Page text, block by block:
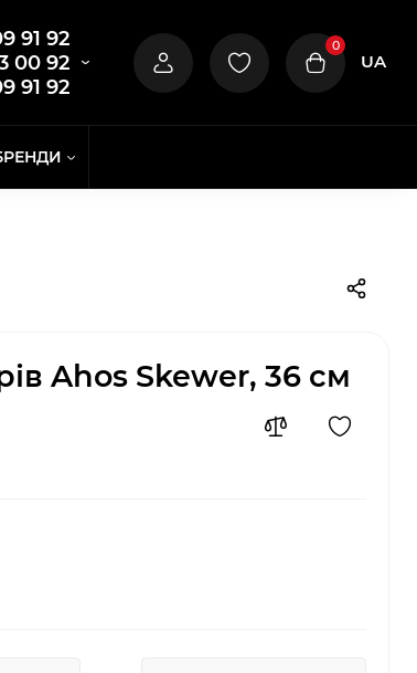
91 92
00 92
91 92
0
UA
Ahos Skewer, 36 см